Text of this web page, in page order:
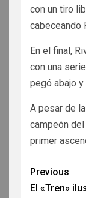
con un tiro
cabeceando
En el final,
con una
pegó abajo
A pesar de
campeón
primer
Previous
El «Tren»